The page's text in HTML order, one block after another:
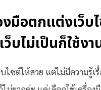
งมือตกแต่งเว็บ
บไม่เป็นก็ใช้งา
ไซต์ให้สวย แต่ไม่มีความรู้เรื่